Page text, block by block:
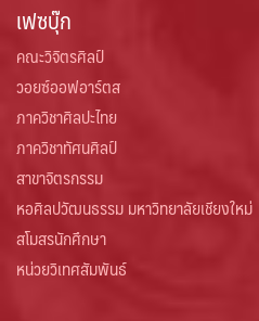
เฟซบุ๊ก
คณะวิจิตรศิลป์
วอยซ์ออฟอาร์ตส
ภาควิชาศิลปะไทย
ภาควิชาทัศนศิลป์
สาขาจิตรกรรม
หอศิลปวัฒนธรรม มหาวิทยาลัยเชียงใหม่
สโมสรนักศึกษา
หน่วยวิเทศสัมพันธ์